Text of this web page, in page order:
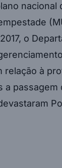
nacional
o
relação à
a passagem